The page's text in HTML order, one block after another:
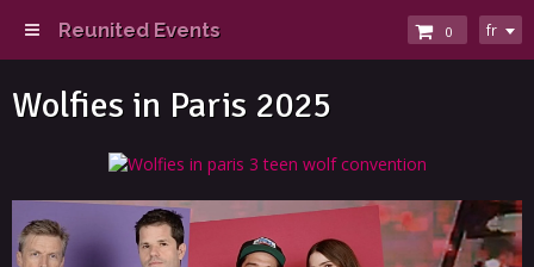
Reunited Events 0 fr
Wolfies in Paris 2025